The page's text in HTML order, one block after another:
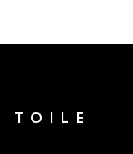
TOILE